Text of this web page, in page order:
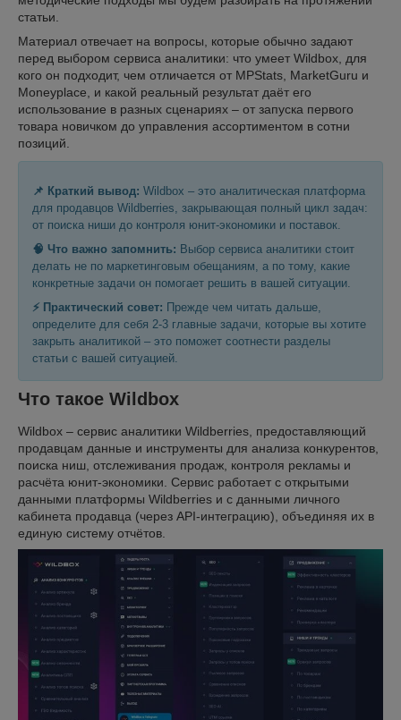
статьи.
Материал отвечает на вопросы, которые обычно задают
перед выбором сервиса аналитики: что умеет Wildbox, для
кого он подходит, чем отличается от MPStats, MarketGuru и
Moneyplace, и какой реальный результат даёт его
использование в разных сценариях – от запуска первого
товара новичком до управления ассортиментом в сотни
позиций.
📌 Краткий вывод: Wildbox – это аналитическая платформа
для продавцов Wildberries, закрывающая полный цикл задач:
от поиска ниши до контроля юнит-экономики и поставок.
🧠 Что важно запомнить: Выбор сервиса аналитики стоит
делать не по маркетинговым обещаниям, а по тому, какие
конкретные задачи он помогает решить в вашей ситуации.
⚡ Практический совет: Прежде чем читать дальше,
определите для себя 2-3 главные задачи, которые вы хотите
закрыть аналитикой – это поможет соотнести разделы
статьи с вашей ситуацией.
Что такое Wildbox
Wildbox – сервис аналитики Wildberries, предоставляющий
продавцам данные и инструменты для анализа конкурентов,
поиска ниш, отслеживания продаж, контроля рекламы и
расчёта юнит-экономики. Сервис работает с открытыми
данными платформы Wildberries и с данными личного
кабинета продавца (через API-интеграцию), объединяя их в
единую систему отчётов.